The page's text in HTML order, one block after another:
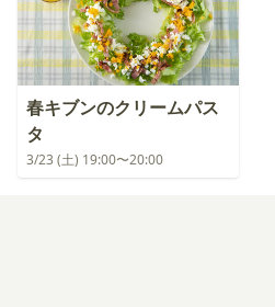
春キブンのクリームパス
タ
3/23 (土) 19:00〜20:00